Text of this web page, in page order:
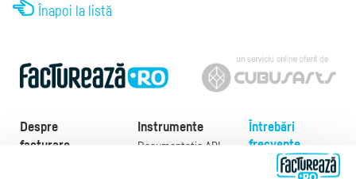
Înapoi la listă
Despre
facturare
Instrumente
Documentație API
Întrebări
frecvente
Despre noi